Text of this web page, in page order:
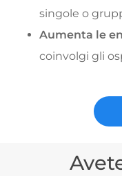
singole o
Aumenta le
coinvolgi gli